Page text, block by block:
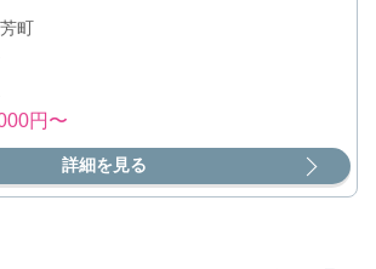
町
円〜
詳細を見る